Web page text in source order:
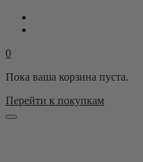
0
Пока ваша корзина пуста.
Перейти к покупкам